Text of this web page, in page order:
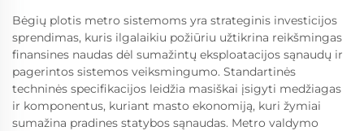
Bėgių plotis metro sistemoms yra strateginis investicijos
sprendimas, kuris ilgalaikiu požiūriu užtikrina reikšmingas
finansines naudas dėl sumažintų eksploatacijos sąnaudų ir
pagerintos sistemos veiksmingumo. Standartinės
techninės specifikacijos leidžia masiškai įsigyti medžiagas
ir komponentus, kuriant masto ekonomiją, kuri žymiai
sumažina pradines statybos sąnaudas. Metro valdymo